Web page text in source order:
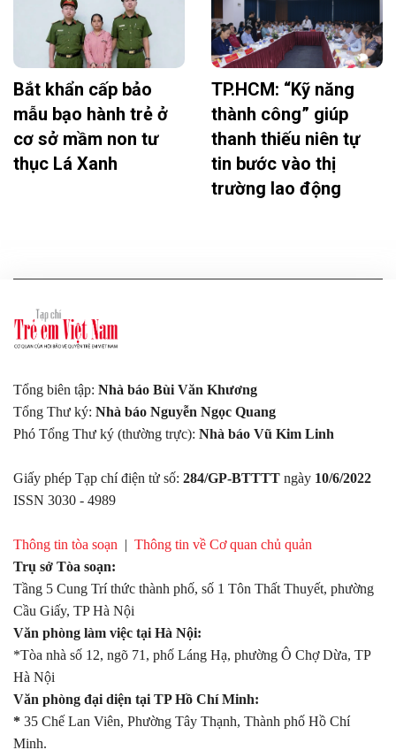
Bắt khẩn cấp bảo
mẫu bạo hành trẻ ở
cơ sở mầm non tư
thục Lá Xanh
TP.HCM: “Kỹ năng
thành công” giúp
thanh thiếu niên tự
tin bước vào thị
trường lao động
Tổng biên tập: Nhà báo Bùi Văn Khương
Tổng Thư ký: Nhà báo Nguyễn Ngọc Quang
Phó Tổng Thư ký (thường trực): Nhà báo Vũ Kim Linh
Giấy phép Tạp chí điện tử số: 284/GP-BTTTT ngày 10/6/2022
ISSN 3030 - 4989
Thông tin tòa soạn | Thông tin về Cơ quan chủ quản
Trụ sở Tòa soạn:
Tầng 5 Cung Trí thức thành phố, số 1 Tôn Thất Thuyết, phường
Cầu Giấy, TP Hà Nội
Văn phòng làm việc tại Hà Nội:
*Tòa nhà số 12, ngõ 71, phố Láng Hạ, phường Ô Chợ Dừa, TP
Hà Nội
Văn phòng đại diện tại TP Hồ Chí Minh:
* 35 Chế Lan Viên, Phường Tây Thạnh, Thành phố Hồ Chí
Minh.